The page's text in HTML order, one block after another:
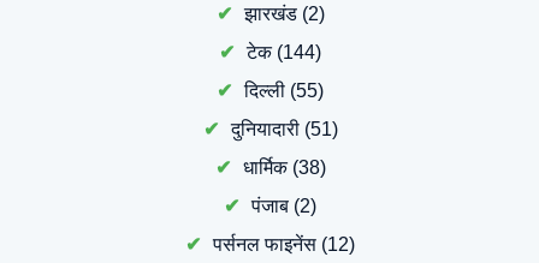
झारखंड(2)
टेक(144)
दिल्ली (55)
दुनियादारी(51)
धार्मिक(38)
पंजाब (2)
पर्सनल फाइनेंस (12)